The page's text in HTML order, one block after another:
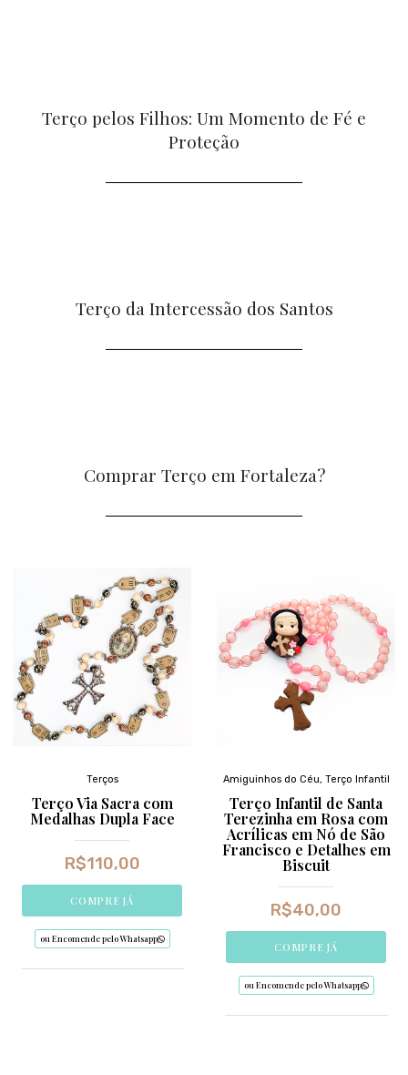
Terço pelos Filhos: Um Momento de Fé e
Proteção
Terço da Intercessão dos Santos
Comprar Terço em Fortaleza?
Terços
Terço Via Sacra com
Medalhas Dupla Face
R$110,00
COMPRE JÁ
ou Encomende pelo Whatsapp
Amiguinhos do Céu, Terço Infantil
Terço Infantil de Santa
Terezinha em Rosa com
Acrílicas em Nó de São
Francisco e Detalhes em
Biscuit
R$40,00
COMPRE JÁ
ou Encomende pelo Whatsapp